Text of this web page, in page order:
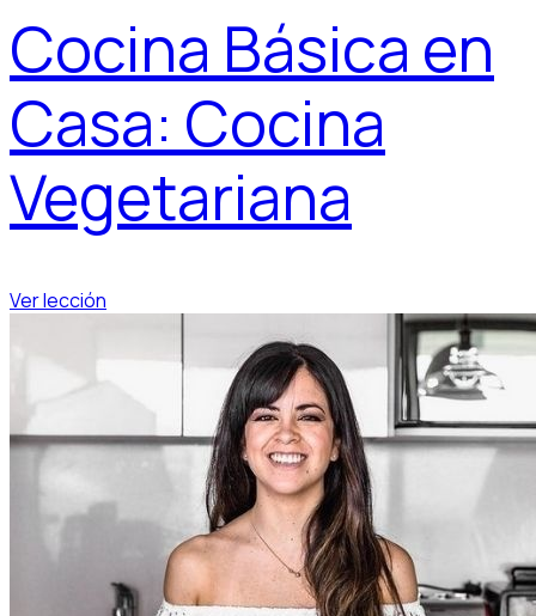
Cocina Básica en
Casa: Cocina
Vegetariana
Ver lección